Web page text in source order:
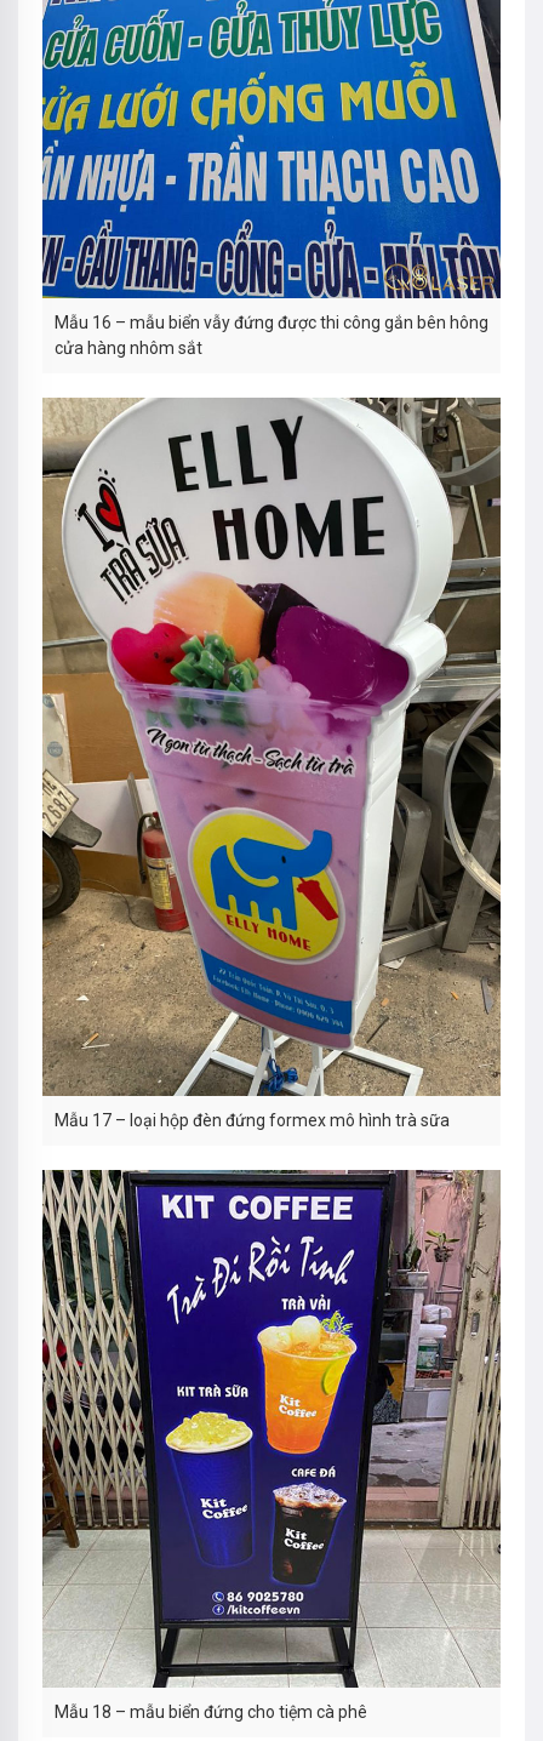
Mẫu 16 – mẫu biển vẫy đứng được thi công gắn bên hông
cửa hàng nhôm sắt
Mẫu 17 – loại hộp đèn đứng formex mô hình trà sữa
Mẫu 18 – mẫu biển đứng cho tiệm cà phê